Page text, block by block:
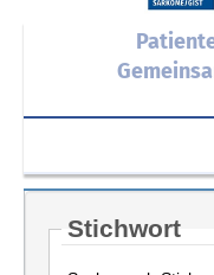
Stichwort